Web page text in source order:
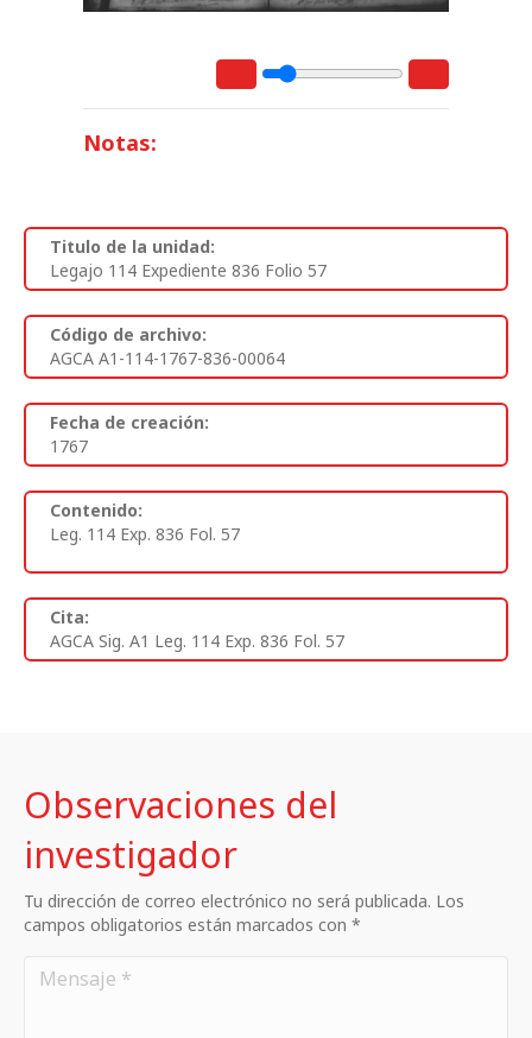
Notas:
Titulo de la unidad:
Legajo 114 Expediente 836 Folio 57
Código de archivo:
AGCA A1-114-1767-836-00064
Fecha de creación:
1767
Contenido:
Leg. 114 Exp. 836 Fol. 57
Cita:
AGCA Sig. A1 Leg. 114 Exp. 836 Fol. 57
Observaciones del
investigador
Tu dirección de correo electrónico no será publicada. Los
campos obligatorios están marcados con *